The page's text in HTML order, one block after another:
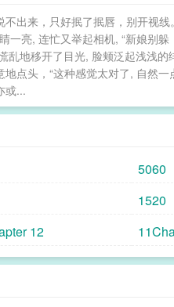
的一纸协议。直到某天整
文件夹的名字是一串程序编
萌大小姐vs腹黑太子爷，
真——下本待开《竹马失忆后
稳、长得帅，是众多女生的
认识他。清净了没两个月，
也没什么大碍，她默默松了
是我的女朋友么？”李乐盈
为装装样子，等他恢复就行
招架不住一点。她就这么被
延签字。傅斯延挑了下眉：
怕你哪天记忆恢复了，会说
：“有没有一种可能，现在
出来，只好抿了抿唇，别开视
一亮, 连忙又举起相机, “新娘别
乱地移开了目光, 脸颊泛起浅浅
点头，“这种感觉太对了, 自然
或...
5060
1520
12